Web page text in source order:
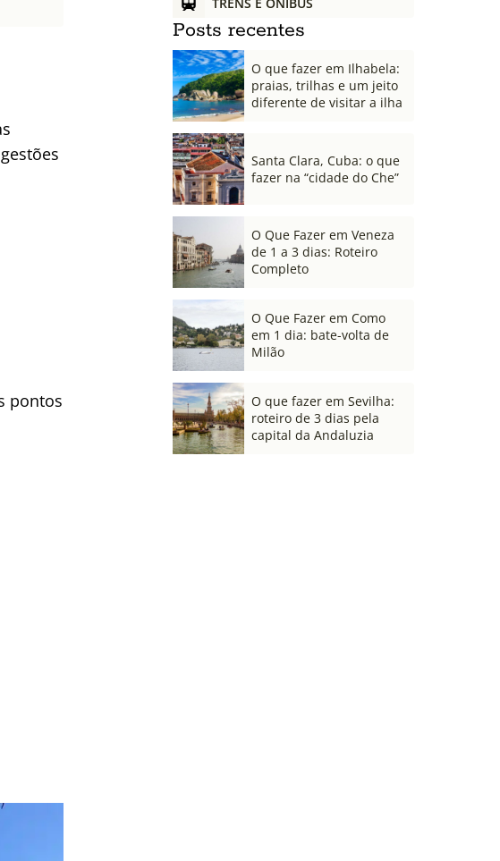
pontos
Posts recentes
O que fazer em Ilhabela:
praias, trilhas e um jeito
diferente de visitar a ilha
Santa Clara, Cuba: o que
fazer na “cidade do Che”
O Que Fazer em Veneza
de 1 a 3 dias: Roteiro
Completo
O Que Fazer em Como
em 1 dia: bate-volta de
Milão
O que fazer em Sevilha:
roteiro de 3 dias pela
capital da Andaluzia